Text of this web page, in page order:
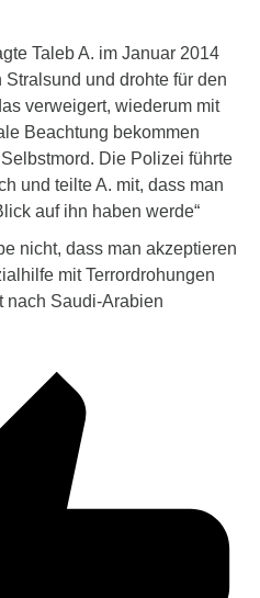
Taleb A. im Januar 2014
und drohte für den
verweigert, wiederum mit
Beachtung bekommen
Die Polizei führte
und teilte A. mit, dass man
auf ihn haben werde“
nicht, dass man akzeptieren
mit Terrordrohungen
nach Saudi-Arabien